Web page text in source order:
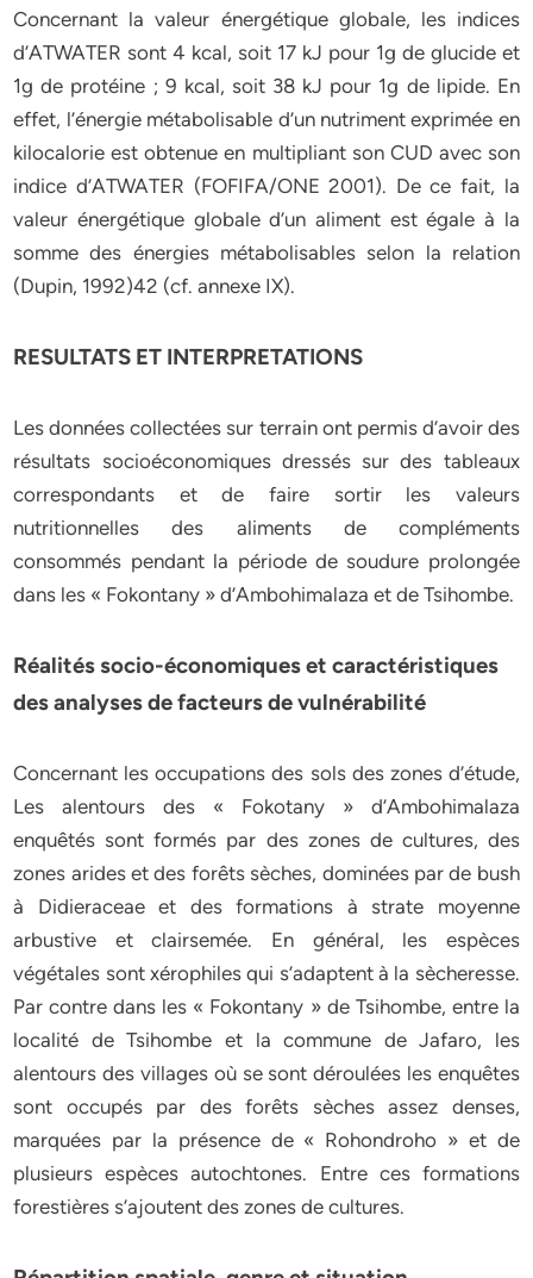
Concernant la valeur énergétique globale, les indices
d’ATWATER sont 4 kcal, soit 17 kJ pour 1g de glucide et
1g de protéine ; 9 kcal, soit 38 kJ pour 1g de lipide. En
effet, l’énergie métabolisable d’un nutriment exprimée en
kilocalorie est obtenue en multipliant son CUD avec son
indice d’ATWATER (FOFIFA/ONE 2001). De ce fait, la
valeur énergétique globale d’un aliment est égale à la
somme des énergies métabolisables selon la relation
(Dupin, 1992)42 (cf. annexe IX).
RESULTATS ET INTERPRETATIONS
Les données collectées sur terrain ont permis d’avoir des
résultats socioéconomiques dressés sur des tableaux
correspondants et de faire sortir les valeurs
nutritionnelles des aliments de compléments
consommés pendant la période de soudure prolongée
dans les « Fokontany » d’Ambohimalaza et de Tsihombe.
Réalités socio-économiques et caractéristiques
des analyses de facteurs de vulnérabilité
Concernant les occupations des sols des zones d’étude,
Les alentours des « Fokotany » d’Ambohimalaza
enquêtés sont formés par des zones de cultures, des
zones arides et des forêts sèches, dominées par de bush
à Didieraceae et des formations à strate moyenne
arbustive et clairsemée. En général, les espèces
végétales sont xérophiles qui s’adaptent à la sècheresse.
Par contre dans les « Fokontany » de Tsihombe, entre la
localité de Tsihombe et la commune de Jafaro, les
alentours des villages où se sont déroulées les enquêtes
sont occupés par des forêts sèches assez denses,
marquées par la présence de « Rohondroho » et de
plusieurs espèces autochtones. Entre ces formations
forestières s’ajoutent des zones de cultures.